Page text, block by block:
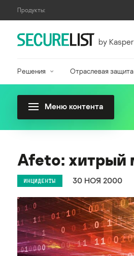
Продукты:
by
Решения Отраслевая защита
Меню контента
Afeto: хитрый
ИНЦИДЕНТЫ 30 НОЯ 2000